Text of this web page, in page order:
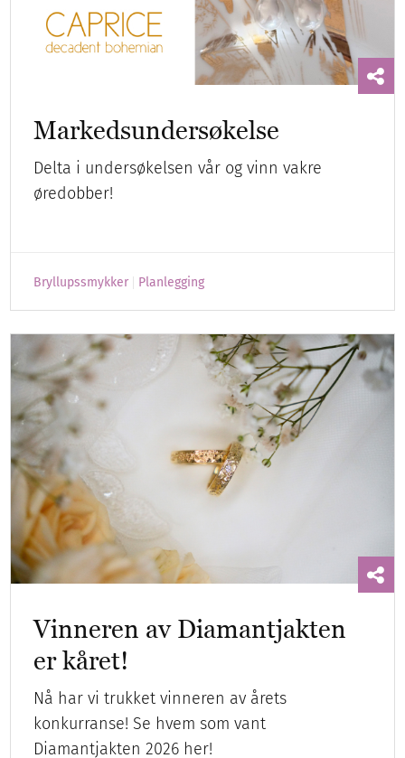
Markedsundersøkelse
Delta i undersøkelsen vår og vinn vakre
øredobber!
Bryllupssmykker Planlegging
Vinneren av Diamantjakten
er kåret!
Nå har vi trukket vinneren av årets
konkurranse! Se hvem som vant
Diamantjakten 2026 her!